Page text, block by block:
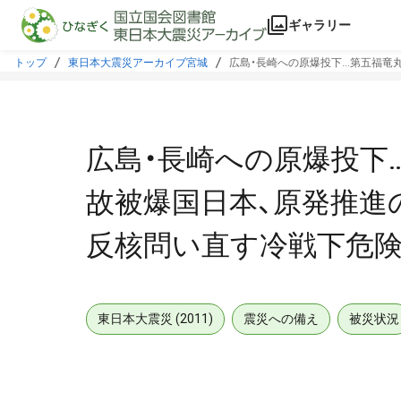
本文に飛ぶ
ギャラリー
トップ 東日本大震災アーカイブ宮城 広島・長崎への原爆投下…第五福竜
広島・長崎への原爆投
故被爆国日本、原発推
反核問い直す冷戦下危
東日本大震災 (2011) 震災への備え 被災状況